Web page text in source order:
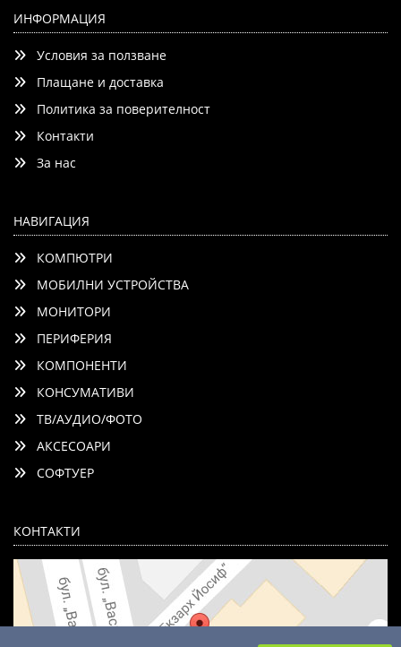
ИНФОРМАЦИЯ
Условия за ползване
Плащане и доставка
Политика за поверителност
Контакти
За нас
НАВИГАЦИЯ
КОМПЮТРИ
МОБИЛНИ УСТРОЙСТВА
МОНИТОРИ
ПЕРИФЕРИЯ
КОМПОНЕНТИ
КОНСУМАТИВИ
ТВ/АУДИО/ФОТО
АКСЕСОАРИ
СОФТУЕР
КОНТАКТИ